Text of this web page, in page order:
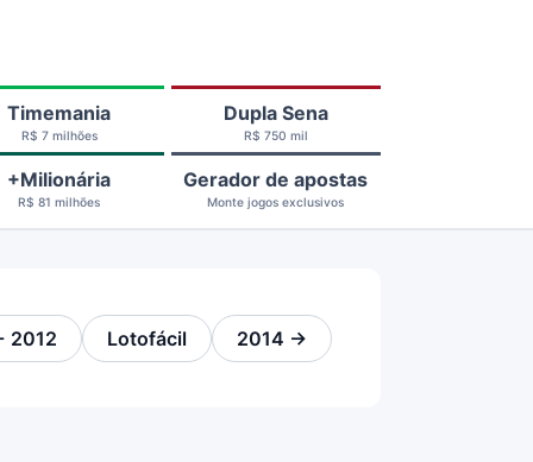
Timemania
R$ 7 milhões
Dupla Sena
R$ 750 mil
+Milionária
R$ 81 milhões
Gerador de apostas
Monte jogos exclusivos
2012 Lotofácil 2014 →